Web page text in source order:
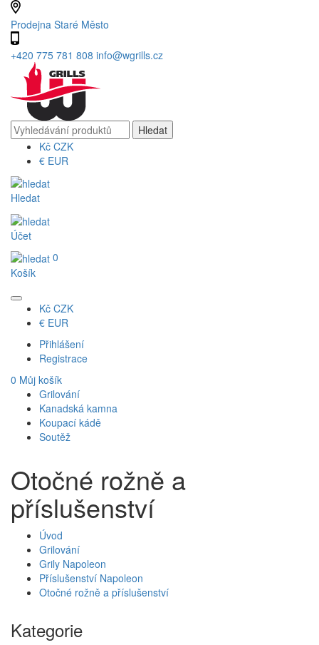
Prodejna Staré Město
+420 775 781 808 info@wgrills.cz
Kč CZK
€ EUR
Hledat
Účet
0
Košík
Kč CZK
€ EUR
Přihlášení
Registrace
0 Můj košík
Grilování
Kanadská kamna
Koupací kádě
Soutěž
Otočné rožně a
příslušenství
Úvod
Grilování
Grily Napoleon
Příslušenství Napoleon
Otočné rožně a příslušenství
Kategorie